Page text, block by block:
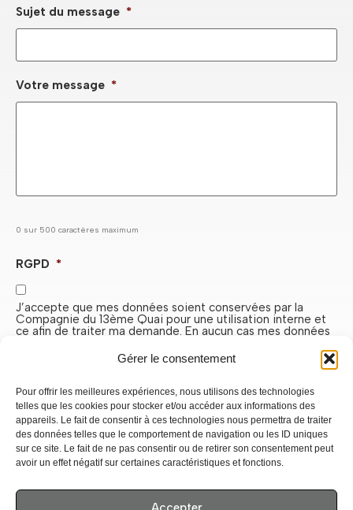
Gérer le consentement
Pour offrir les meilleures expériences, nous utilisons des technologies
telles que les cookies pour stocker et/ou accéder aux informations des
appareils. Le fait de consentir à ces technologies nous permettra de traiter
des données telles que le comportement de navigation ou les ID uniques
sur ce site. Le fait de ne pas consentir ou de retirer son consentement peut
avoir un effet négatif sur certaines caractéristiques et fonctions.
Sujet du message *
Votre message *
0 sur 500 caractères maximum
RGPD *
J’accepte que mes données soient conservées par la
Compagnie du 13ème Quai pour une utilisation interne et
ce afin de traiter ma demande. En aucun cas mes données
Marie Richard – création de sites